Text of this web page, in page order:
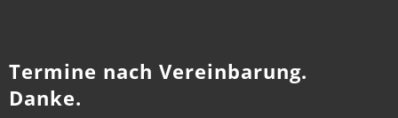
Termine nach Vereinbarung.
Danke.